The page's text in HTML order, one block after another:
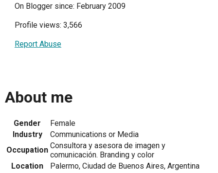
On Blogger since: February 2009
Profile views: 3,566
Report Abuse
About me
Gender
Female
Industry
Communications or Media
Occupation Consultora y asesora de imagen y
comunicación. Branding y color
Location
Palermo, Ciudad de Buenos Aires, Argentina